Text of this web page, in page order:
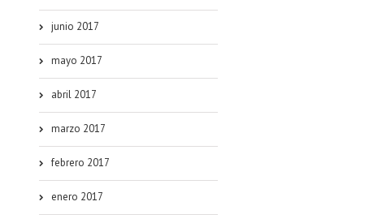
junio 2017
mayo 2017
abril 2017
marzo 2017
febrero 2017
enero 2017